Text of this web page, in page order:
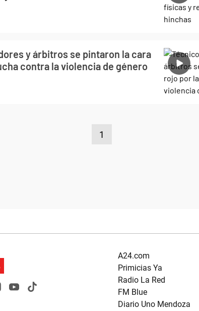
y árbitros se pintaron la cara
contra la violencia de género
1
A24.com
Primicias Ya
Radio La Red
FM Blue
Diario Uno Mendoza